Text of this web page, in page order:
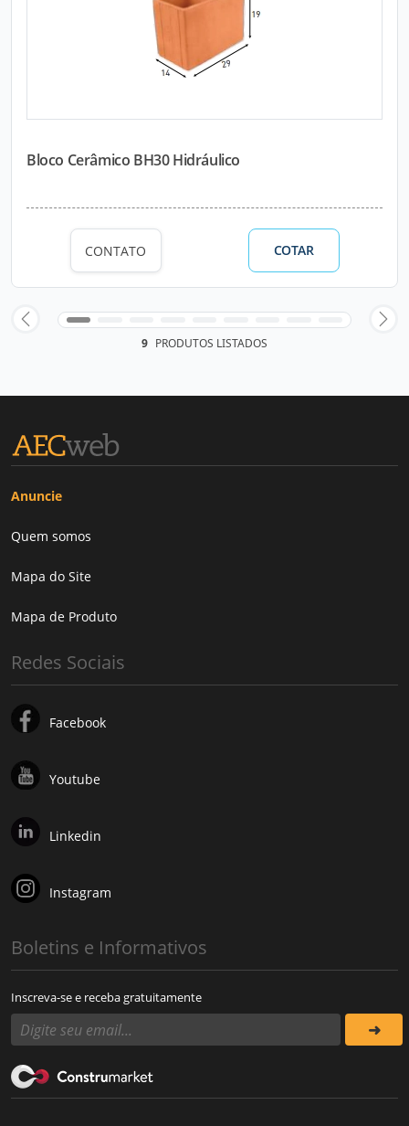
Bloco Cerâmico BH30 Hidráulico
CONTATO COTAR
9 PRODUTOS LISTADOS
Anuncie
Quem somos
Mapa do Site
Mapa de Produto
Redes Sociais
Facebook
Youtube
Linkedin
Instagram
Boletins e Informativos
Inscreva-se e receba gratuitamente